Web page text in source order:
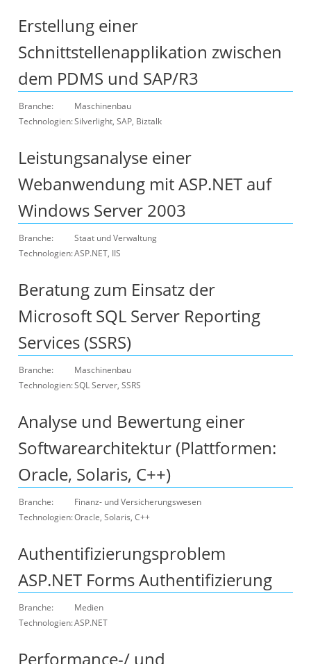
Erstellung einer
Schnittstellenapplikation zwischen
dem PDMS und SAP/R3
Branche:
Maschinenbau
Technologien:Silverlight, SAP, Biztalk
Leistungsanalyse einer
Webanwendung mit ASP.NET auf
Windows Server 2003
Branche:
Staat und Verwaltung
Technologien:ASP.NET, IIS
Beratung zum Einsatz der
Microsoft SQL Server Reporting
Services (SSRS)
Branche:
Maschinenbau
Technologien:SQL Server, SSRS
Analyse und Bewertung einer
Softwarearchitektur (Plattformen:
Oracle, Solaris, C++)
Branche:
Finanz- und Versicherungswesen
Technologien:Oracle, Solaris, C++
Authentifizierungsproblem
ASP.NET Forms Authentifizierung
Branche:
Medien
Technologien:ASP.NET
Performance-/ und